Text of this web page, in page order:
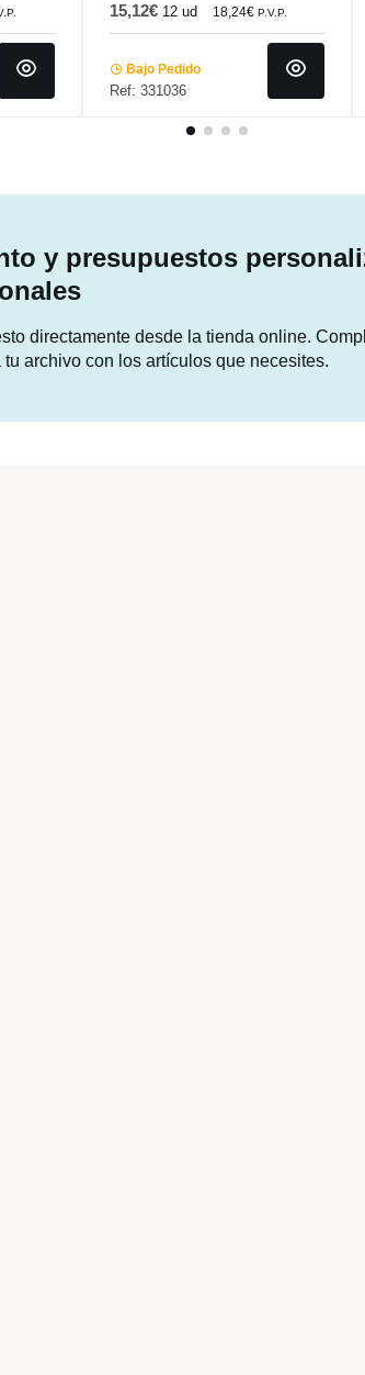
15,12€ 12 ud 18,24€ P.V.P.
Bajo Pedido
Ref: 331036
y presupuestos
directamente desde la tienda online.
archivo con los artículos que necesites.